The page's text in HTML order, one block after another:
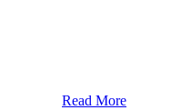
Read More